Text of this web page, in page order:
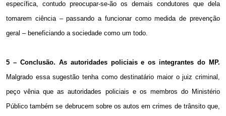
específica, contudo preocupar-se-ão os demais condutores que dela
tomarem ciência – passando a funcionar como medida de prevenção
geral – beneficiando a sociedade como um todo.
5 – Conclusão. As autoridades policiais e os integrantes do MP.
Malgrado essa sugestão tenha como destinatário maior o juiz criminal,
peço vênia que as autoridades policiais e os membros do Ministério
Público também se debrucem sobre os autos em crimes de trânsito que,